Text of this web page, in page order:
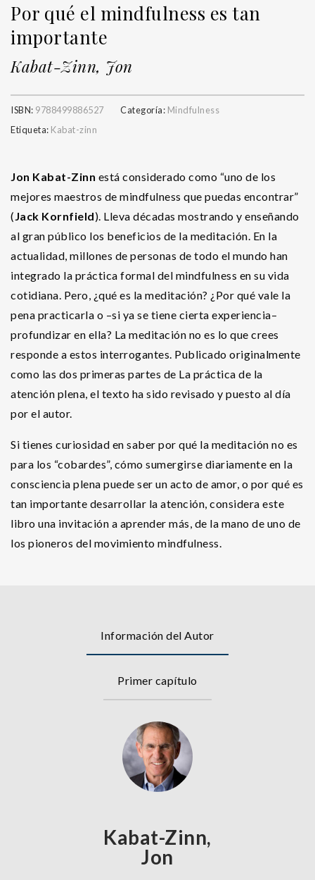
Por qué el mindfulness es tan
importante
Kabat-Zinn, Jon
ISBN: 9788499886527 Categoría: Mindfulness
Etiqueta: Kabat-zinn
Jon Kabat-Zinn está considerado como “uno de los
mejores maestros de mindfulness que puedas encontrar”
(Jack Kornfield). Lleva décadas mostrando y enseñando
al gran público los beneficios de la meditación. En la
actualidad, millones de personas de todo el mundo han
integrado la práctica formal del mindfulness en su vida
cotidiana. Pero, ¿qué es la meditación? ¿Por qué vale la
pena practicarla o –si ya se tiene cierta experiencia–
profundizar en ella? La meditación no es lo que crees
responde a estos interrogantes. Publicado originalmente
como las dos primeras partes de La práctica de la
atención plena, el texto ha sido revisado y puesto al día
por el autor.
Si tienes curiosidad en saber por qué la meditación no es
para los “cobardes”, cómo sumergirse diariamente en la
consciencia plena puede ser un acto de amor, o por qué es
tan importante desarrollar la atención, considera este
libro una invitación a aprender más, de la mano de uno de
los pioneros del movimiento mindfulness.
Información del Autor
Primer capítulo
Kabat-Zinn,
Jon